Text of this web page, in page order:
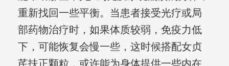
重新找回一些平衡。当患者接受光疗或局
部药物治疗时，如果体质较弱，免疫力低
下，可能恢复会慢一些，这时候搭配女贞
芪扶正颗粒，或许能为身体提供一些内在